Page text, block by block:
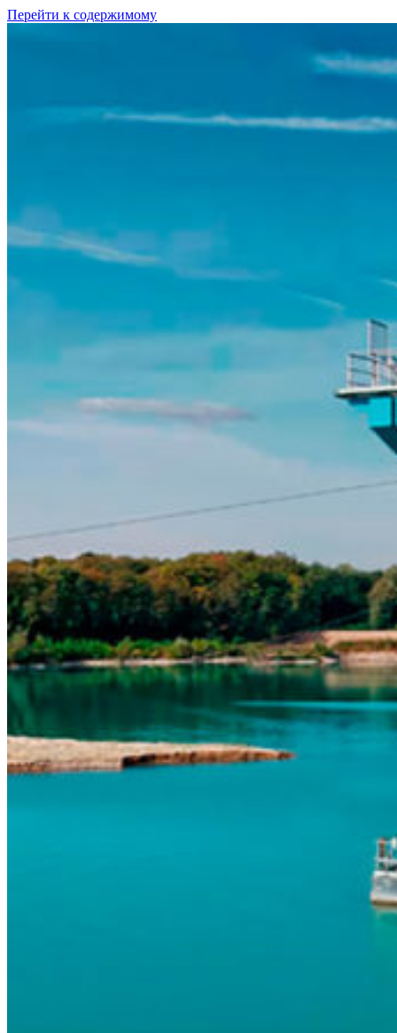
Перейти к содержимому